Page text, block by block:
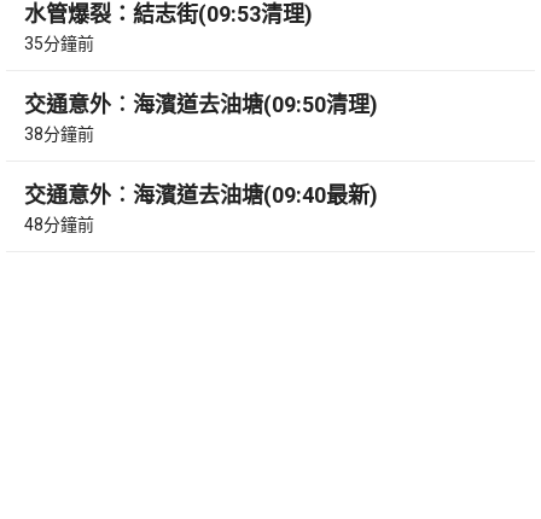
水管爆裂：結志街(09:53清理)
35分鐘前
交通意外︰海濱道去油塘(09:50清理)
38分鐘前
交通意外︰海濱道去油塘(09:40最新)
48分鐘前